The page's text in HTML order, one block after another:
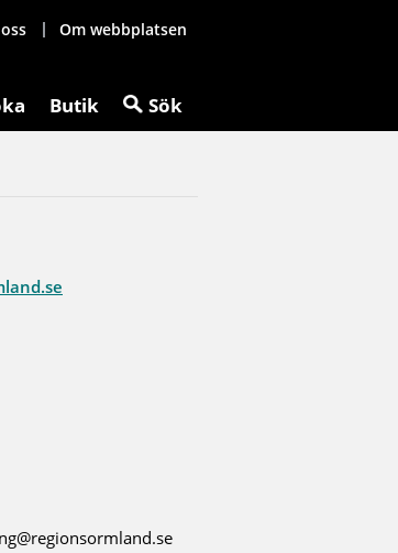
Om webbplatsen
Butik Sök